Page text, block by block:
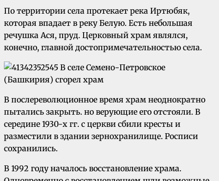
По территории села протекает река Иртюбяк,
которая впадает в реку Белую. Есть небольшая
речушка Ася, пруд. Церковный храм являлся,
конечно, главной достопримечательностью села.
В послереволюционное время храм неоднократно
пытались закрыть. но верующие его отстояли. В
середине 1930-х гг. с церкви сбили кресты и
разместили в здании зернохранилище. Росписи
сохранились.
В 1992 году началось восстановление храма.